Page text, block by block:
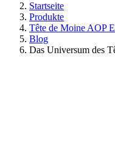
Startseite
Produkte
Tête de Moine AOP
Blog
Das Universum des